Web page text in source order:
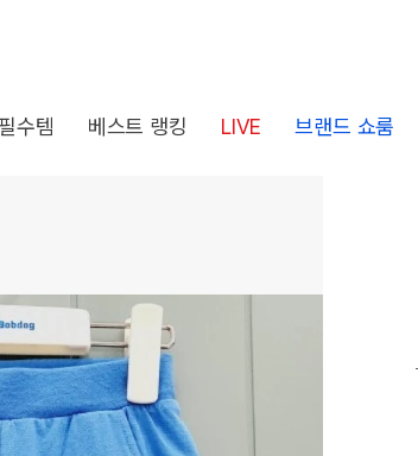
수템 베스트 랭킹 LIVE 브랜드 쇼룸